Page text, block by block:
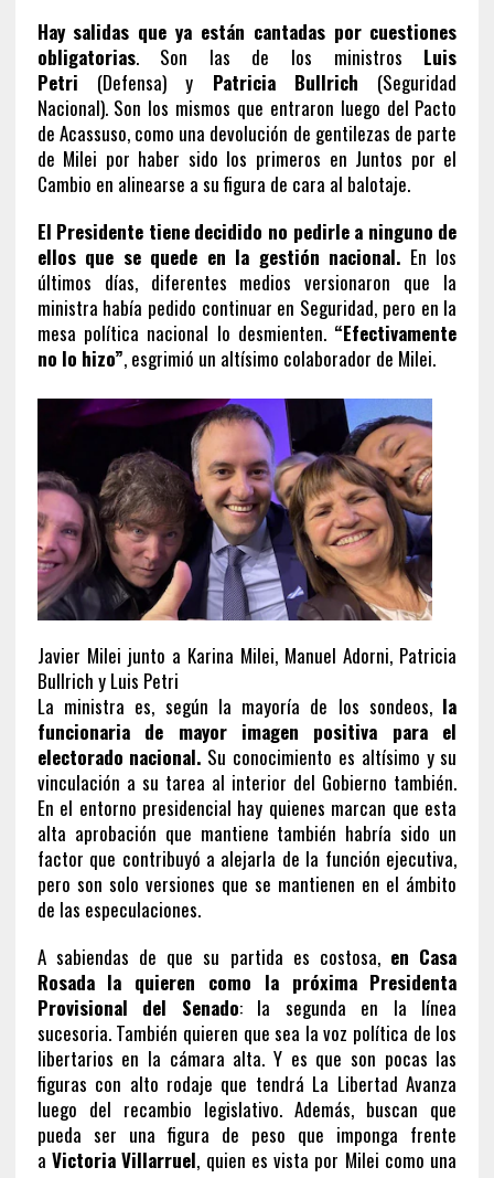
Hay salidas que ya están cantadas por cuestiones
obligatorias. Son las de los ministros Luis
Petri (Defensa) y Patricia Bullrich (Seguridad
Nacional). Son los mismos que entraron luego del Pacto
de Acassuso, como una devolución de gentilezas de parte
de Milei por haber sido los primeros en Juntos por el
Cambio en alinearse a su figura de cara al balotaje.
El Presidente tiene decidido no pedirle a ninguno de
ellos que se quede en la gestión nacional. En los
últimos días, diferentes medios versionaron que la
ministra había pedido continuar en Seguridad, pero en la
mesa política nacional lo desmienten. “Efectivamente
no lo hizo”, esgrimió un altísimo colaborador de Milei.
Javier Milei junto a Karina Milei, Manuel Adorni, Patricia
Bullrich y Luis Petri
La ministra es, según la mayoría de los sondeos, la
funcionaria de mayor imagen positiva para el
electorado nacional. Su conocimiento es altísimo y su
vinculación a su tarea al interior del Gobierno también.
En el entorno presidencial hay quienes marcan que esta
alta aprobación que mantiene también habría sido un
factor que contribuyó a alejarla de la función ejecutiva,
pero son solo versiones que se mantienen en el ámbito
de las especulaciones.
A sabiendas de que su partida es costosa, en Casa
Rosada la quieren como la próxima Presidenta
Provisional del Senado: la segunda en la línea
sucesoria. También quieren que sea la voz política de los
libertarios en la cámara alta. Y es que son pocas las
figuras con alto rodaje que tendrá La Libertad Avanza
luego del recambio legislativo. Además, buscan que
pueda ser una figura de peso que imponga frente
a Victoria Villarruel, quien es vista por Milei como una